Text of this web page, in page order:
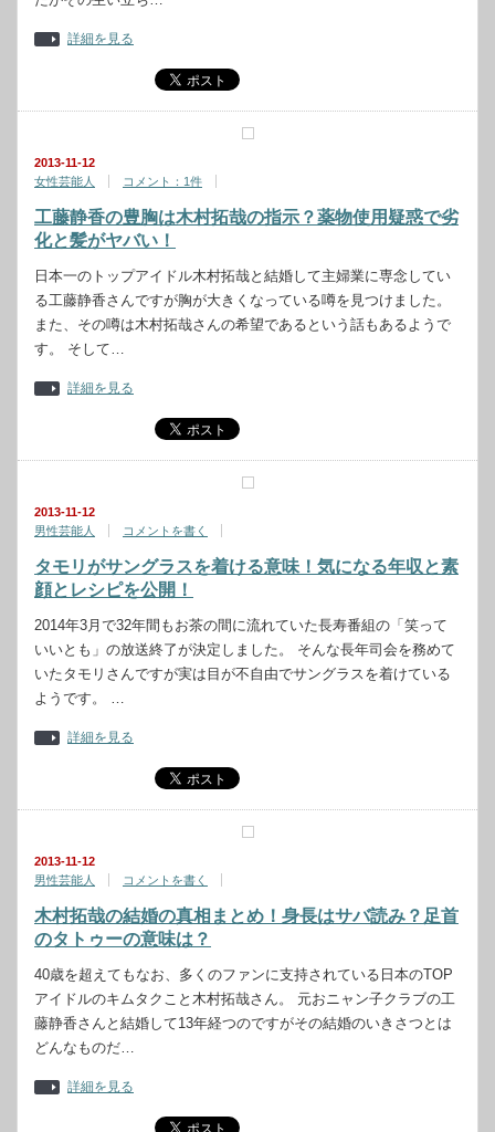
詳細を見る
2013-11-12
女性芸能人
コメント：1件
工藤静香の豊胸は木村拓哉の指示？薬物使用疑惑で劣
化と髪がヤバい！
日本一のトップアイドル木村拓哉と結婚して主婦業に専念してい
る工藤静香さんですが胸が大きくなっている噂を見つけました。
また、その噂は木村拓哉さんの希望であるという話もあるようで
す。 そして…
詳細を見る
2013-11-12
男性芸能人
コメントを書く
タモリがサングラスを着ける意味！気になる年収と素
顔とレシピを公開！
2014年3月で32年間もお茶の間に流れていた長寿番組の「笑って
いいとも」の放送終了が決定しました。 そんな長年司会を務めて
いたタモリさんですが実は目が不自由でサングラスを着けている
ようです。 …
詳細を見る
2013-11-12
男性芸能人
コメントを書く
木村拓哉の結婚の真相まとめ！身長はサバ読み？足首
のタトゥーの意味は？
40歳を超えてもなお、多くのファンに支持されている日本のTOP
アイドルのキムタクこと木村拓哉さん。 元おニャン子クラブの工
藤静香さんと結婚して13年経つのですがその結婚のいきさつとは
どんなものだ…
詳細を見る